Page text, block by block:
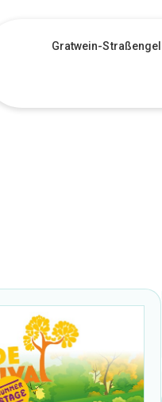
Gratwein-Straßengel